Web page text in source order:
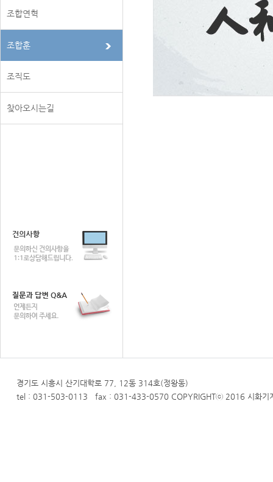
조합연혁
조합훈
조직도
찾아오시는길
경기도 시흥시 산기대학로 77, 12동 314호(정왕동)
tel : 031-503-0113 fax : 031-433-0570 COPYRIGHTⓒ 2016 시화기계